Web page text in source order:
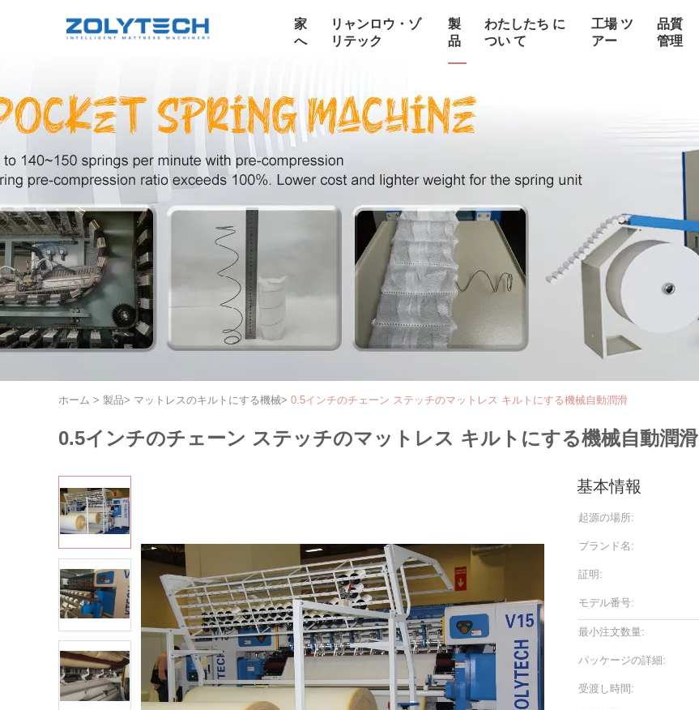
家
へ
リャンロウ・ゾ
リテック
製
品
わたしたち に
つい て
工場 ツ
アー
品質
管理
ホーム > 製品> マットレスのキルトにする機械> 0.5インチのチェーン ステッチのマットレス キルトにする機械自動潤滑
0.5インチのチェーン ステッチのマットレス キルトにする機械自動潤滑
基本情報
起源の場所:
ブランド名:
証明:
モデル番号:
最小注文数量:
パッケージの詳細:
受渡し時間: